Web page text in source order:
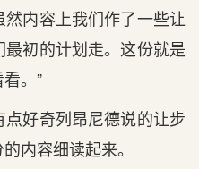
内容上我们作了一些让
初的计划走。这份就是
。”
好奇列昂尼德说的让步
内容细读起来。